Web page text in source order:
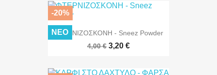
ΦΤΕΡΝΙΖΟΣΚΟΝΗ - Sneez Powder
4,00 € 3,20 €
-20%
ΝΈΟ